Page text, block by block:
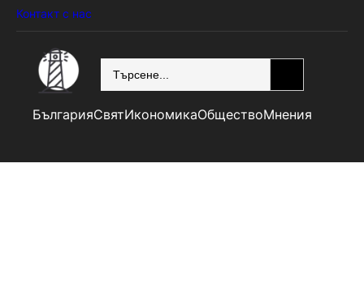
Контакт с нас
БългарияСвятИкономикаОбществоМнения